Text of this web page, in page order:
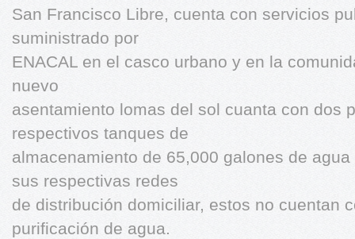
San Francisco Libre, cuenta con servicios
suministrado por
ENACAL en el casco urbano y en la
nuevo
asentamiento lomas del sol cuanta con dos
respectivos tanques de
almacenamiento de 65,000 galones de
sus respectivas redes
de distribución domiciliar, estos no cuentan
purificación de agua.